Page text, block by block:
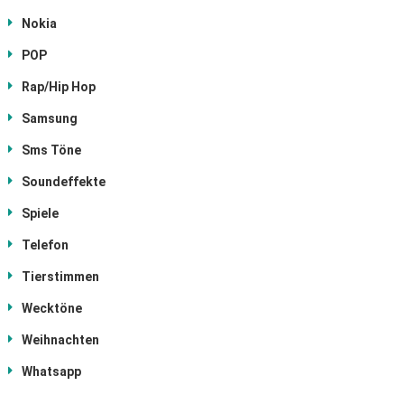
Nokia
POP
Rap/Hip Hop
Samsung
Sms Töne
Soundeffekte
Spiele
Telefon
Tierstimmen
Wecktöne
Weihnachten
Whatsapp